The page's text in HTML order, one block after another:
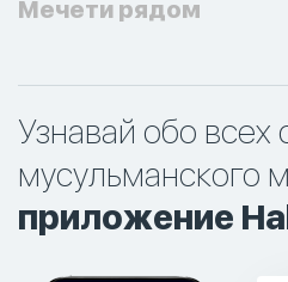
Мечети рядом
Узнавай обо всех
мусульманского
приложение